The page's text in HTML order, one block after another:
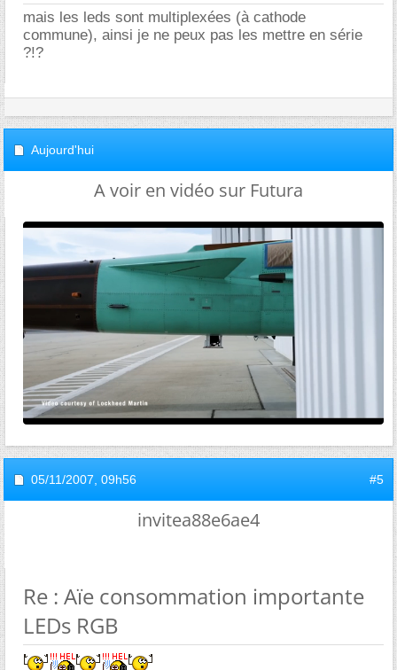
mais les leds sont multiplexées (à cathode
commune), ainsi je ne peux pas les mettre en série
?!?
Aujourd'hui
A voir en vidéo sur Futura
05/11/2007, 09h56 #5
invitea88e6ae4
Re : Aïe consommation importante
LEDs RGB